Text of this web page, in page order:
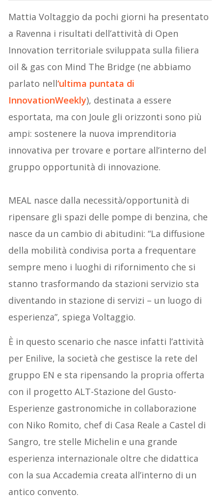
Mattia Voltaggio da pochi giorni ha presentato
a Ravenna i risultati dell’attività di Open
Innovation territoriale sviluppata sulla filiera
oil & gas con Mind The Bridge (ne abbiamo
parlato nell‘ultima puntata di
InnovationWeekly), destinata a essere
esportata, ma con Joule gli orizzonti sono più
ampi: sostenere la nuova imprenditoria
innovativa per trovare e portare all’interno del
gruppo opportunità di innovazione.
MEAL nasce dalla necessità/opportunità di
ripensare gli spazi delle pompe di benzina, che
nasce da un cambio di abitudini: “La diffusione
della mobilità condivisa porta a frequentare
sempre meno i luoghi di rifornimento che si
stanno trasformando da stazioni servizio sta
diventando in stazione di servizi – un luogo di
esperienza”, spiega Voltaggio.
È in questo scenario che nasce infatti l’attività
per Enilive, la società che gestisce la rete del
gruppo EN e sta ripensando la propria offerta
con il progetto ALT-Stazione del Gusto-
Esperienze gastronomiche in collaborazione
con Niko Romito, chef di Casa Reale a Castel di
Sangro, tre stelle Michelin e una grande
esperienza internazionale oltre che didattica
con la sua Accademia creata all’interno di un
antico convento.